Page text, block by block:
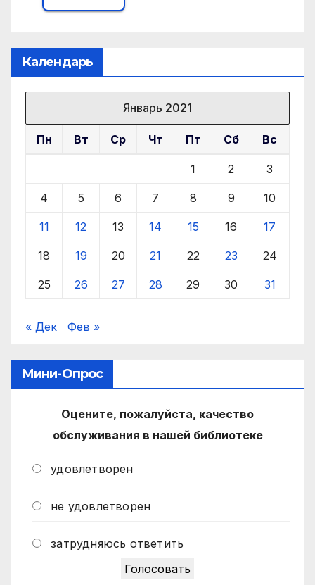
Календарь
Январь 2021
Пн Вт Ср Чт Пт Сб Вс
1 2 3
4 5 6 7 8 9 10
11 12 13 14 15 16 17
18 19 20 21 22 23 24
25 26 27 28 29 30 31
« Дек Фев »
Мини-Опрос
Оцените, пожалуйста, качество
обслуживания в нашей библиотеке
удовлетворен
не удовлетворен
затрудняюсь ответить